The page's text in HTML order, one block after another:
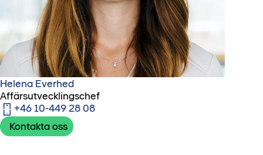
Helena Everhed
Affärsutvecklingschef
+46 10-449 28 08
Kontakta oss